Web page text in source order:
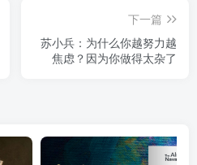
下一篇
苏小兵：为什么你越努力越
焦虑？因为你做得太杂了